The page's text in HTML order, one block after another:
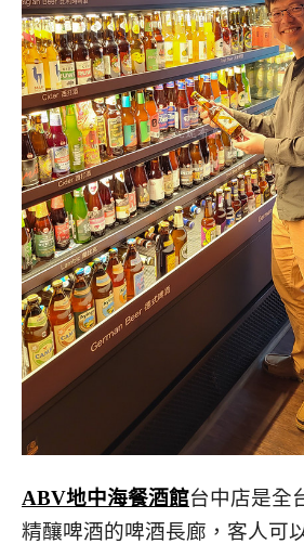
ABV地中海餐酒館台中店是全
精釀啤酒的啤酒長廊，客人可